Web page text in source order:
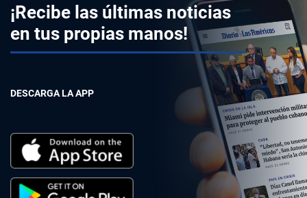
¡Recibe las últimas noticias
en tus propias manos!
DESCARGA LA APP